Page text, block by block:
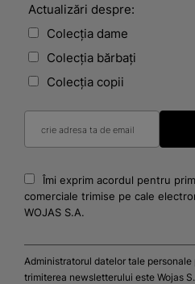
Actualizări despre:
Colecția dame
Colecția bărbați
Colecția copii
Îmi exprim acordul pentru
comerciale trimise pe cale
WOJAS S.A.
Administratorul datelor tale
trimiterea newsletterului este Wojas